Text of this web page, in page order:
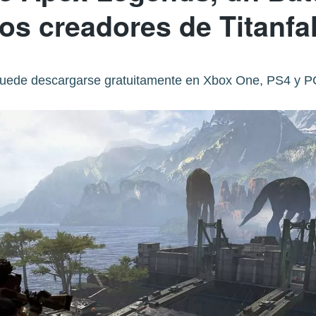
creadores de
descargarse gratuitamente en Xbox One, PS4 y